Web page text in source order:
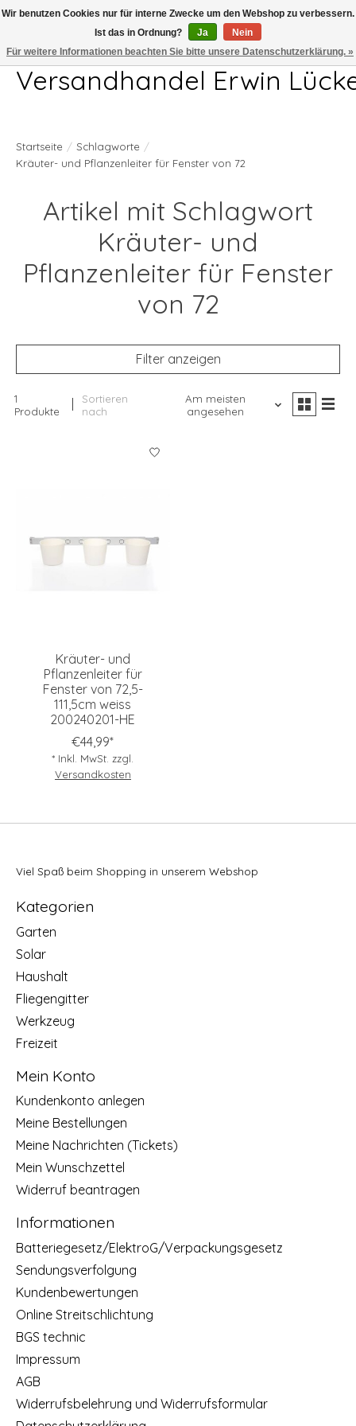
Telefon 04407 715872 MO-DO 7.00-17.00Uhr FR 7.00-13.00Uhr
Versandhandel Erwin
Startseite / Schlagworte /
Kräuter- und Pflanzenleiter für Fenster von 72
Artikel mit Schlagwort
Kräuter- und
Pflanzenleiter für Fenster
von 72
Filter anzeigen
1
Produkte
Sortieren
nach
Am meisten
angesehen
Kräuter- und
Pflanzenleiter für
Fenster von 72,5-
111,5cm weiss
200240201-HE
€44,99*
* Inkl. MwSt. zzgl.
Versandkosten
Viel Spaß beim Shopping in unserem Webshop
Kategorien
Garten
Solar
Haushalt
Fliegengitter
Werkzeug
Freizeit
Mein Konto
Kundenkonto anlegen
Meine Bestellungen
Meine Nachrichten (Tickets)
Mein Wunschzettel
Widerruf beantragen
Informationen
Batteriegesetz/ElektroG/Verpackungsgesetz
Sendungsverfolgung
Kundenbewertungen
Online Streitschlichtung
BGS technic
Impressum
AGB
Widerrufsbelehrung und Widerrufsformular
Wir benutzen Cookies nur für interne Zwecke um den Webshop zu verbessern.
Ist das in Ordnung?
Ja
Nein
Für weitere Informationen beachten Sie bitte unsere Datenschutzerklärung. »